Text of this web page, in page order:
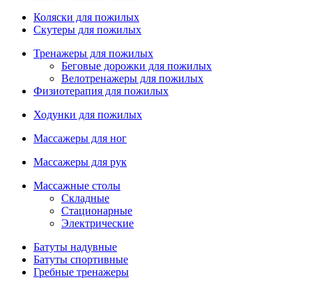
Коляски для пожилых
Скутеры для пожилых
Тренажеры для пожилых
Беговые дорожки для пожилых
Велотренажеры для пожилых
Физиотерапия для пожилых
Ходунки для пожилых
Массажеры для ног
Массажеры для рук
Массажные столы
Складные
Стационарные
Электрические
Батуты надувные
Батуты спортивные
Гребные тренажеры